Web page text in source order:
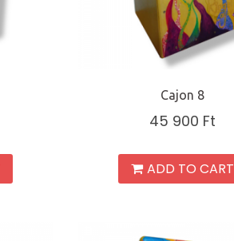
Cajon 8
45 900 Ft
ADD TO CART